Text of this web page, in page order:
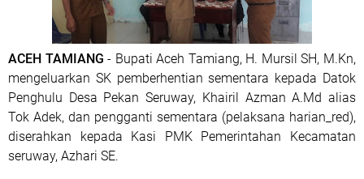
ACEH TAMIANG - Bupati Aceh Tamiang, H. Mursil SH, M.Kn,
mengeluarkan SK pemberhentian sementara kepada Datok
Penghulu Desa Pekan Seruway, Khairil Azman A.Md alias
Tok Adek, dan pengganti sementara (pelaksana harian_red),
diserahkan kepada Kasi PMK Pemerintahan Kecamatan
seruway, Azhari SE.